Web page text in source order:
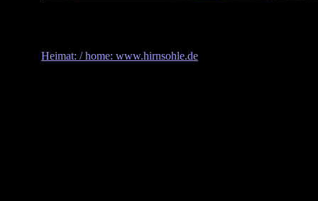
Heimat: / home: www.hirnsohle.de